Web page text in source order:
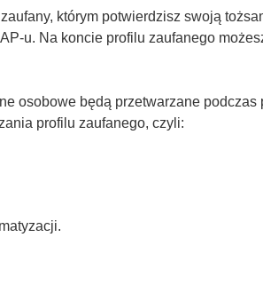
którym potwierdzisz swoją
u. Na koncie profilu zaufanego
osobowe będą przetwarzane
profilu zaufanego, czyli: